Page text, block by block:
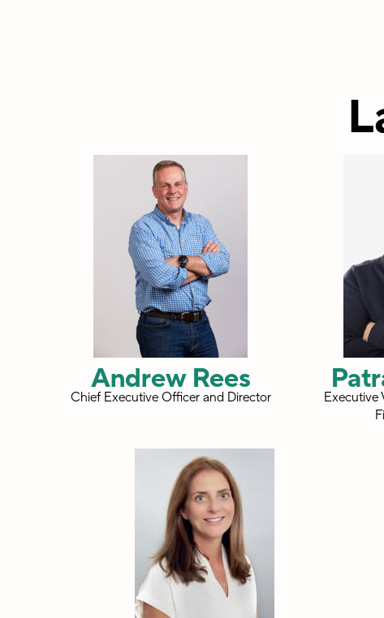
Andrew Rees
Chief Executive Officer and Director
Executive